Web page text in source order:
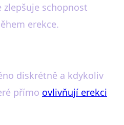
schopnost
erekce.
diskrétně a kdykoliv
přímo ovlivňují erekci